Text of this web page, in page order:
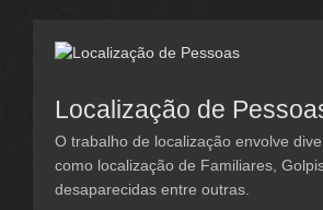
Localização de
O trabalho de localização envolve
como localização de Familiares,
desaparecidas entre outras.